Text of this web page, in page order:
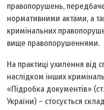
правопорушень,
нормативними актами, а
кримінальних
вище правопорушеннями.
На практиці ухилення від
наслідком інших
«Підробка документів»
України) – стосується